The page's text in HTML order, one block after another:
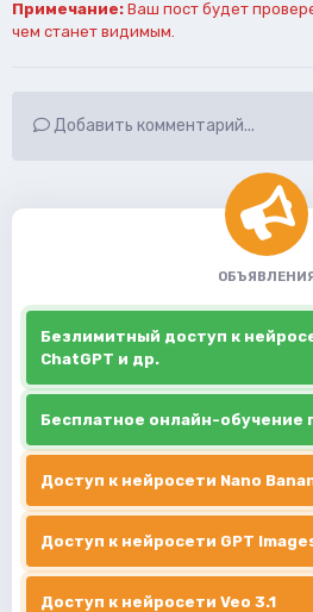
Примечание: Ваш пост будет
чем станет видимым.
Добавить комментарий...
Безлимитный доступ к
ChatGPT и др.
Бесплатное онлайн-обучение
Доступ к нейросети Nano
Доступ к нейросети GPT
Доступ к нейросети Veo 3.1